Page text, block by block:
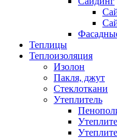
Теплицы
Теплоизоляция
Изолон
Пакля, джут
Стеклоткани
Утеплитель